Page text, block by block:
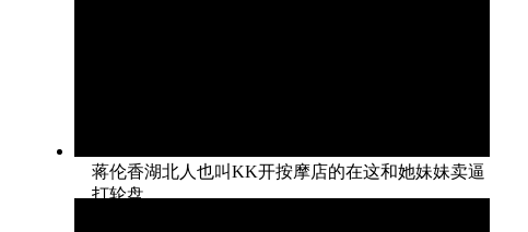
蒋伦香湖北人也叫KK开按摩店的在这和她妹妹卖逼
打轮盘